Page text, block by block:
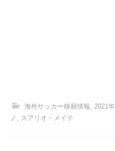
海外サッカー移籍情報 2021
ノ , スアリオ・メイテ